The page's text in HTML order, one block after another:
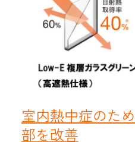
室内熱中症のた
部を改善